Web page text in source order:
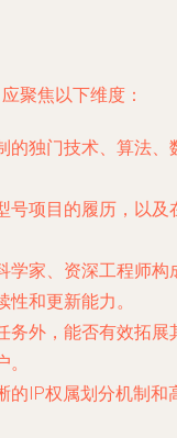
聚焦以下维度：
的独门技术、算法、
号项目的履历，以及
学家、资深工程师构
和更新能力。
务外，能否有效拓展
的IP权属划分机制和